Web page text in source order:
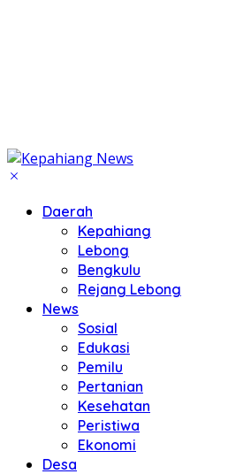
Daerah
Kepahiang
Lebong
Bengkulu
Rejang Lebong
News
Sosial
Edukasi
Pemilu
Pertanian
Kesehatan
Peristiwa
Ekonomi
Desa